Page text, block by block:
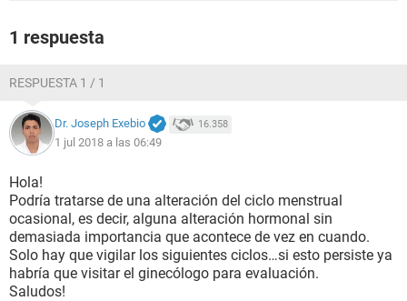
1 respuesta
RESPUESTA 1 / 1
Dr. Joseph Exebio 16.358
1 jul 2018 a las 06:49
Hola!
Podría tratarse de una alteración del ciclo menstrual
ocasional, es decir, alguna alteración hormonal sin
demasiada importancia que acontece de vez en cuando.
Solo hay que vigilar los siguientes ciclos…si esto persiste ya
habría que visitar el ginecólogo para evaluación.
Saludos!